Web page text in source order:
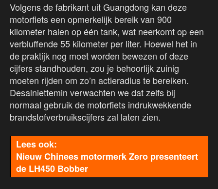
Volgens de fabrikant uit Guangdong kan deze
motorfiets een opmerkelijk bereik van 900
kilometer halen op één tank, wat neerkomt op een
verbluffende 55 kilometer per liter. Hoewel het in
de praktijk nog moet worden bewezen of deze
cijfers standhouden, zou je behoorlijk zuinig
moeten rijden om zo’n actieradius te bereiken.
Desalniettemin verwachten we dat zelfs bij
normaal gebruik de motorfiets indrukwekkende
brandstofverbruikscijfers zal laten zien.
Nieuw Chinees motormerk Zero presenteert
de LH450 Bobber